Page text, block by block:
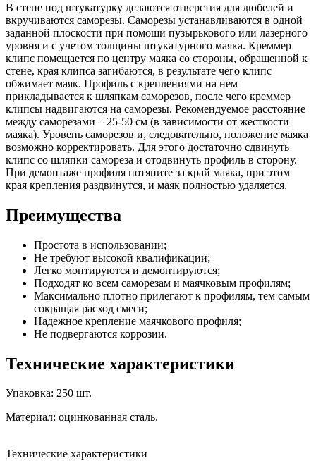
В стене под штукатурку делаются отверстия для дюбелей и
вкручиваются саморезы. Саморезы устанавливаются в одной
заданной плоскости при помощи пузырькового или лазерного
уровня и с учетом толщины штукатурного маяка. Креммер
клипс помещается по центру маяка со стороны, обращенной к
стене, края клипса загибаются, в результате чего клипс
обжимает маяк. Профиль с креплениями на нем
прикладывается к шляпкам саморезов, после чего креммер
клипсы надвигаются на саморезы. Рекомендуемое расстояние
между саморезами – 25-50 см (в зависимости от жесткости
маяка). Уровень саморезов и, следовательно, положение маяка
возможно корректировать. Для этого достаточно сдвинуть
клипс со шляпки самореза и отодвинуть профиль в сторону.
При демонтаже профиля потяните за край маяка, при этом
края крепления раздвинутся, и маяк полностью удаляется.
Преимущества
Простота в использовании;
Не требуют высокой квалификации;
Легко монтируются и демонтируются;
Подходят ко всем саморезам и маячковым профилям;
Максимально плотно прилегают к профилям, тем самым
сокращая расход смеси;
Надежное крепление маячкового профиля;
Не подвергаются коррозии.
Технические характеристики
Упаковка: 250 шт.
Материал: оцинкованная сталь.
Технические характеристики